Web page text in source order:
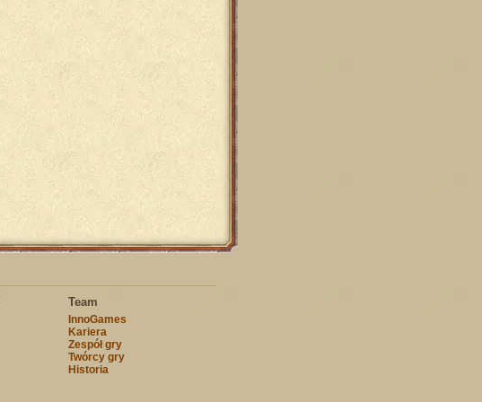
Team
InnoGames
Kariera
Zespół gry
Twórcy gry
Historia